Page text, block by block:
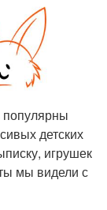
популярны
детских
игрушек
мы видели с